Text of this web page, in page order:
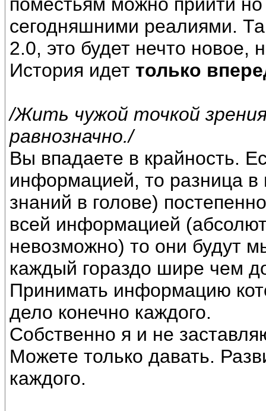
поместьям можно прийти но
сегодняшними реалиями.
2.0, это будет нечто новое,
История идет только
/Жить чужой точкой
равнозначно./
Вы впадаете в крайность.
информацией, то разница в
знаний в голове)
всей информацией
невозможно) то они будут
каждый гораздо шире чем
Принимать информацию
дело конечно каждого.
Собственно я и не
Можете только давать.
каждого.